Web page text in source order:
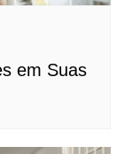
em Suas